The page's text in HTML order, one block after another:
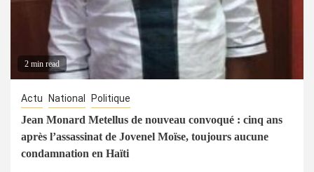
2 min read
Actu National Politique
Jean Monard Metellus de nouveau convoqué : cinq ans
après l’assassinat de Jovenel Moïse, toujours aucune
condamnation en Haïti